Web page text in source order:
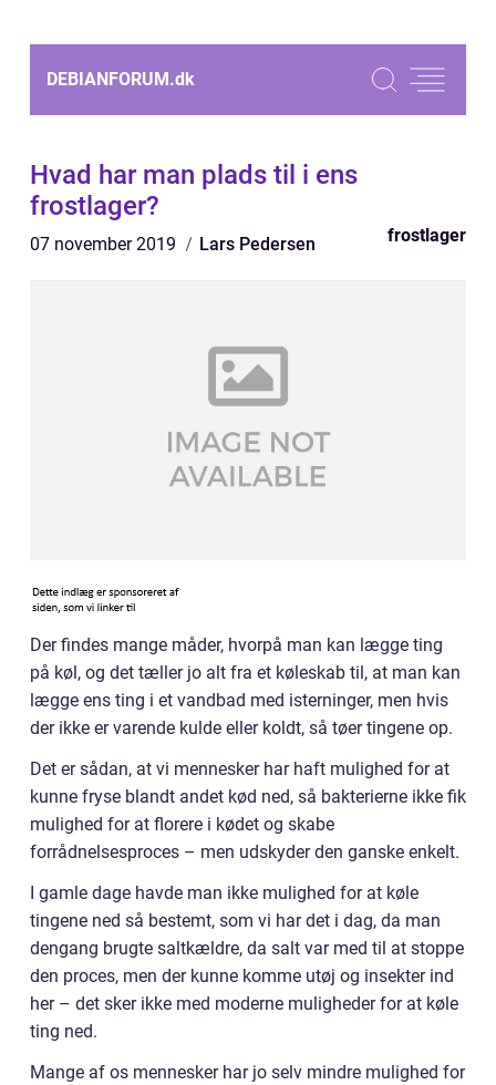
DEBIANFORUM.dk
Hvad har man plads til i ens
frostlager?
07 november 2019 Lars Pedersen frostlager
Der findes mange måder, hvorpå man kan lægge ting
på køl, og det tæller jo alt fra et køleskab til, at man kan
lægge ens ting i et vandbad med isterninger, men hvis
der ikke er varende kulde eller koldt, så tøer tingene op.
Det er sådan, at vi mennesker har haft mulighed for at
kunne fryse blandt andet kød ned, så bakterierne ikke fik
mulighed for at florere i kødet og skabe
forrådnelsesproces – men udskyder den ganske enkelt.
I gamle dage havde man ikke mulighed for at køle
tingene ned så bestemt, som vi har det i dag, da man
dengang brugte saltkældre, da salt var med til at stoppe
den proces, men der kunne komme utøj og insekter ind
her – det sker ikke med moderne muligheder for at køle
ting ned.
Mange af os mennesker har jo selv mindre mulighed for